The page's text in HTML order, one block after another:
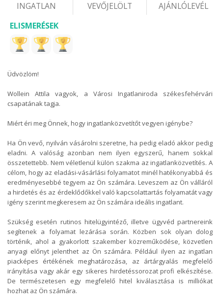
INGATLAN VEVŐJELÖLT
AJÁNLÓLEVÉL
ELISMERÉSEK
Üdvözlöm!
Wollein Attila vagyok, a Városi Ingatlaniroda székesfehérvári
csapatának tagja.
Miért éri meg Önnek, hogy ingatlanközvetítőt vegyen igénybe?
Ha Ön vevő, nyilván vásárolni szeretne, ha pedig eladó akkor pedig
eladni. A valóság azonban nem ilyen egyszerű, hanem sokkal
összetettebb. Nem véletlenül külön szakma az ingatlanközvetítés. A
célom, hogy az eladási-vásárlási folyamatot minél hatékonyabbá és
eredményesebbé tegyem az Ön számára. Leveszem az Ön válláról
a hirdetés és az érdeklődőkkel való kapcsolattartás folyamatát vagy
igény szerint megkeresem az Ön számára ideális ingatlant.
Szükség esetén rutinos hitelügyintéző, illetve ügyvéd partnereink
segítenek a folyamat lezárása során. Közben sok olyan dolog
történik, ahol a gyakorlott szakember közreműködése, közvetlen
anyagi előnyt jelenthet az Ön számára. Például ilyen az ingatlan
piacképes értékének meghatározása, az ártárgyalás megfelelő
irányítása vagy akár egy sikeres hirdetéssorozat profi elkészítése.
De természetesen egy megfelelő hitel kiválasztása is milliókat
hozhat az Ön számára.